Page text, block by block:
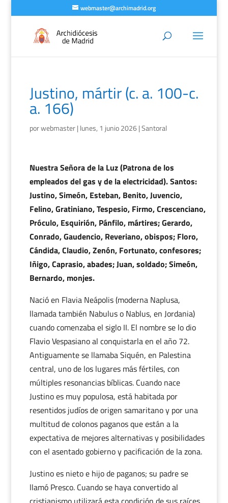
webmaster@archimadrid.org
Justino, mártir (c. a. 100-c.
a. 166)
porwebmaster| lunes, 1 junio 2026|Santoral
Nuestra Señora de la Luz (Patrona de los
empleados del gas y de la electricidad). Santos:
Justino, Simeón, Esteban, Benito, Juvencio,
Felino, Gratiniano, Tespesio, Firmo, Crescenciano,
Próculo, Esquirión, Pánfilo, mártires; Gerardo,
Conrado, Gaudencio, Reveriano, obispos; Floro,
Cándida, Claudio, Zenón, Fortunato, confesores;
Iñigo, Caprasio, abades; Juan, soldado; Simeón,
Bernardo, monjes.
Nació en Flavia Neápolis (moderna Naplusa,
llamada también Nabulus o Nablus, en Jordania)
cuando comenzaba el siglo II. El nombre se lo dio
Flavio Vespasiano al conquistarla en el año 72.
Antiguamente se llamaba Siquén, en Palestina
central, uno de los lugares más fértiles, con
múltiples resonancias bíblicas. Cuando nace
Justino es muy populosa, está habitada por
resentidos judíos de origen samaritano y por una
multitud de colonos paganos que están a la
expectativa de mejores alternativas y posibilidades
con el asentado gobierno y pacificación de la zona.
Justino es nieto e hijo de paganos; su padre se
llamó Presco. Cuando se haya convertido al